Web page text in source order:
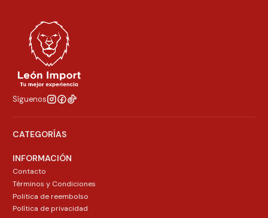
Síguenos
CATEGORÍAS
INFORMACIÓN
Contacto
Términos y Condiciones
Politica de reembolso
Política de privacidad